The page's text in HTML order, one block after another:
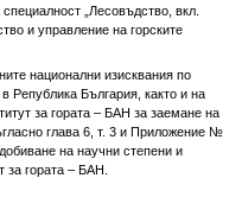
„Лесовъдство, вкл.
и управление на горските
национални изисквания по
Република България, както и на
за гората – БАН за заемане на
глава 6, т. 3 и Приложение №
на научни степени и
за гората – БАН.